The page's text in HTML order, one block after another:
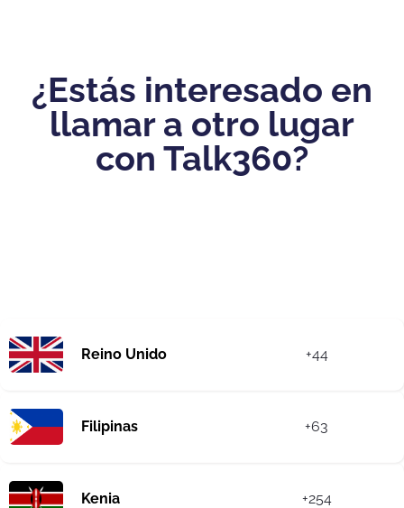
¿Estás interesado en
llamar a otro lugar
con Talk360?
Reino Unido +44
Filipinas +63
Kenia +254